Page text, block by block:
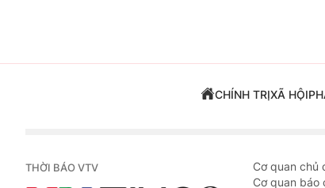
CHÍNH TRỊXÃ HỘI
THỜI BÁO VTV Cơ quan chủ
Cơ quan báo